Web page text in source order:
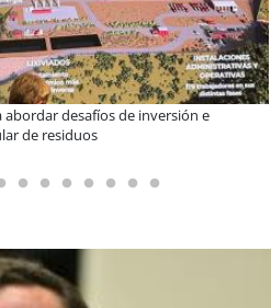
de programa Súper Sano de